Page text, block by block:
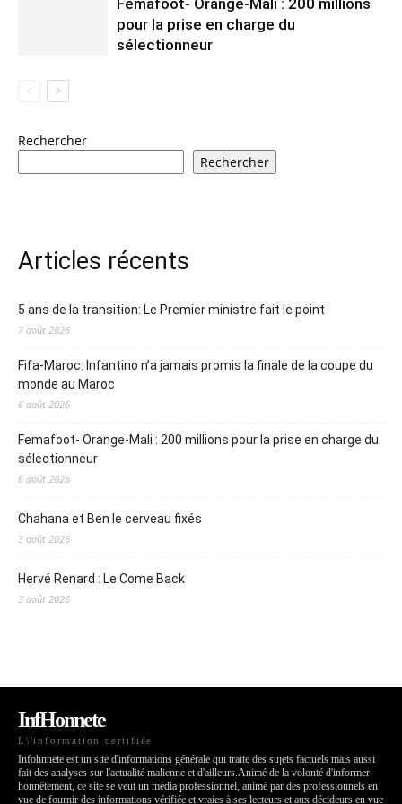
Femafoot- Orange-Mali : 200 millions
pour la prise en charge du
sélectionneur
Rechercher
Rechercher
Articles récents
5 ans de la transition: Le Premier ministre fait le point
7 août 2026
Fifa-Maroc: Infantino n’a jamais promis la finale de la coupe du
monde au Maroc
6 août 2026
Femafoot- Orange-Mali : 200 millions pour la prise en charge du
sélectionneur
6 août 2026
Chahana et Ben le cerveau fixés
3 août 2026
Hervé Renard : Le Come Back
3 août 2026
InfHonnete
L\'information certifiée
Infohnnete est un site d'informations générale qui traite des sujets factuels mais aussi
fait des analyses sur l'actualité malienne et d'ailleurs.Animé de la volonté d'informer
honnêtement, ce site se veut un média professionnel, animé par des professionnels en
vue de fournir des informations vérifiée et vraies à ses lecteurs et aux décideurs en vue